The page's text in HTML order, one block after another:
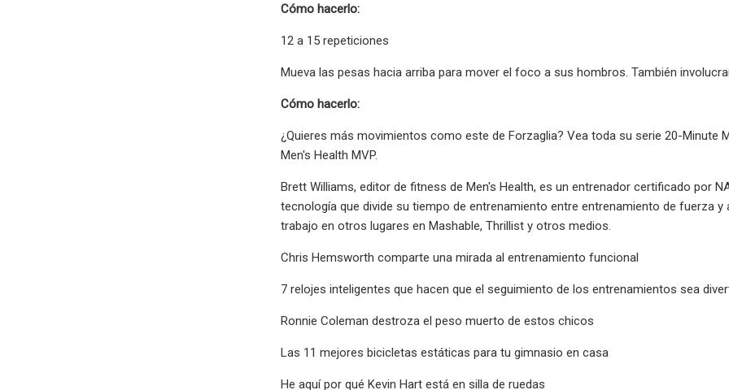
Cómo hacerlo:
12 a 15 repeticiones
Mueva las pesas hacia arriba para mover el foco a sus hombros. También
Cómo hacerlo:
¿Quieres más movimientos como este de Forzaglia? Vea toda su serie 20-Minute
Men's Health MVP.
Brett Williams, editor de fitness de Men's Health, es un entrenador certificado por
tecnología que divide su tiempo de entrenamiento entre entrenamiento de fuerza
trabajo en otros lugares en Mashable, Thrillist y otros medios.
Chris Hemsworth comparte una mirada al entrenamiento funcional
7 relojes inteligentes que hacen que el seguimiento de los entrenamientos sea
Ronnie Coleman destroza el peso muerto de estos chicos
Las 11 mejores bicicletas estáticas para tu gimnasio en casa
He aquí por qué Kevin Hart está en silla de ruedas